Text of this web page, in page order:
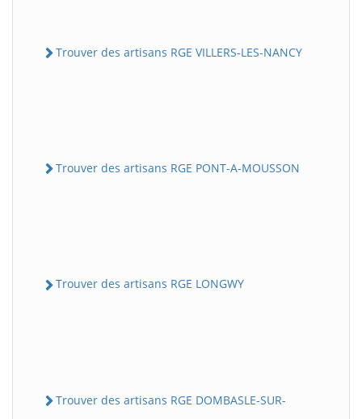
Trouver des artisans RGE VILLERS-LES-NANCY
Trouver des artisans RGE PONT-A-MOUSSON
Trouver des artisans RGE LONGWY
Trouver des artisans RGE DOMBASLE-SUR-